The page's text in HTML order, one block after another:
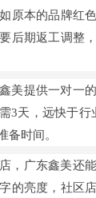
原本的品牌红
后期返工调整
美提供一对一
3天，远快于行
备时间。
，广东鑫美还
的亮度，社区